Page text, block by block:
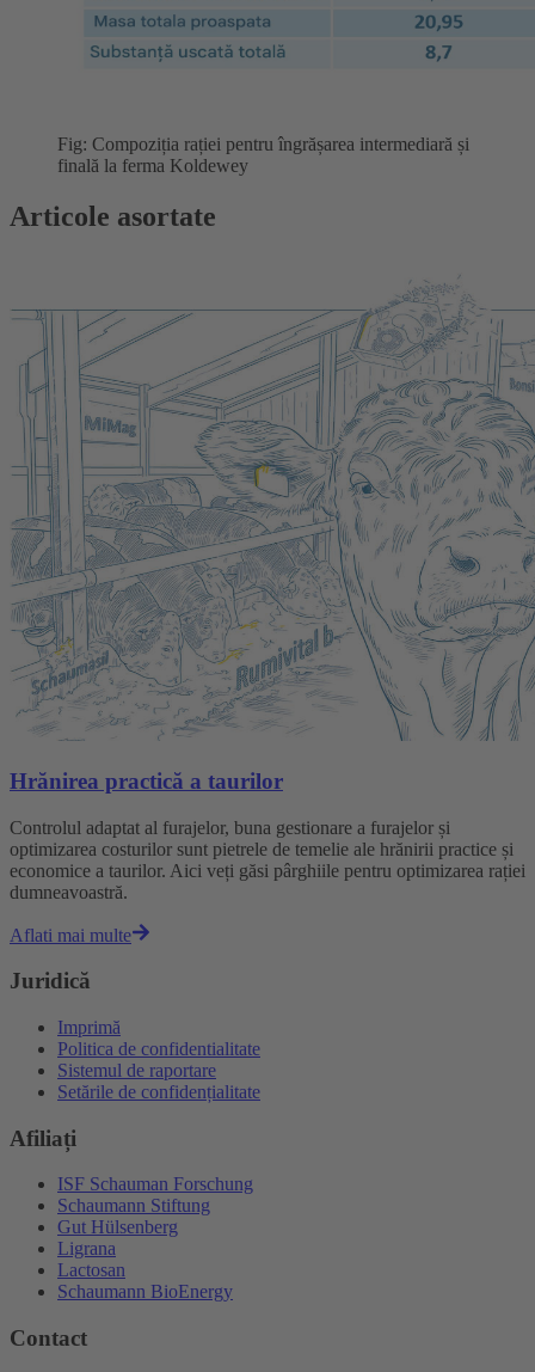
Fig: Compoziția rației pentru îngrășarea intermediară și
finală la ferma Koldewey
Articole asortate
Hrănirea practică a taurilor
Controlul adaptat al furajelor, buna gestionare a furajelor și
optimizarea costurilor sunt pietrele de temelie ale hrănirii practice și
economice a taurilor. Aici veți găsi pârghiile pentru optimizarea rației
dumneavoastră.
Aflati mai multe
Juridică
Imprimă
Politica de confidentialitate
Sistemul de raportare
Setările de confidențialitate
Afiliați
ISF Schauman Forschung
Schaumann Stiftung
Gut Hülsenberg
Ligrana
Lactosan
Schaumann BioEnergy
Contact